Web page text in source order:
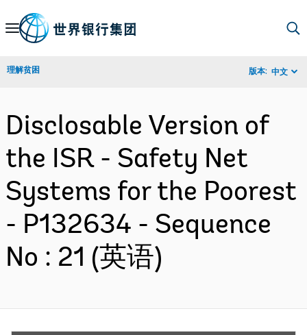
Skip
Navigation
理解贫困 版本: 中文
Disclosable Version of
the ISR - Safety Net
Systems for the Poorest
- P132634 - Sequence
No : 21 (英语)